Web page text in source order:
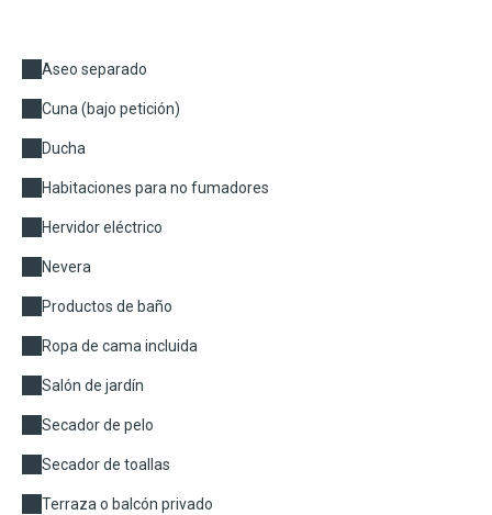
Aseo separado
Cuna (bajo petición)
Ducha
Habitaciones para no fumadores
Hervidor eléctrico
Nevera
Productos de baño
Ropa de cama incluida
Salón de jardín
Secador de pelo
Secador de toallas
Terraza o balcón privado